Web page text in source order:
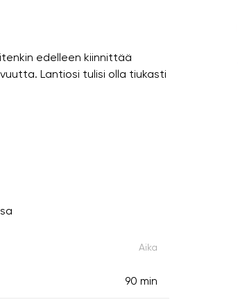
edelleen kiinnittää
Lantiosi tulisi olla tiukasti
Aika
90 min